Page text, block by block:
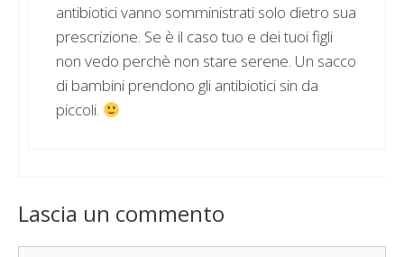
antibiotici vanno somministrati solo dietro sua
prescrizione. Se è il caso tuo e dei tuoi figli
non vedo perchè non stare serene. Un sacco
di bambini prendono gli antibiotici sin da
piccoli.
Lascia un commento